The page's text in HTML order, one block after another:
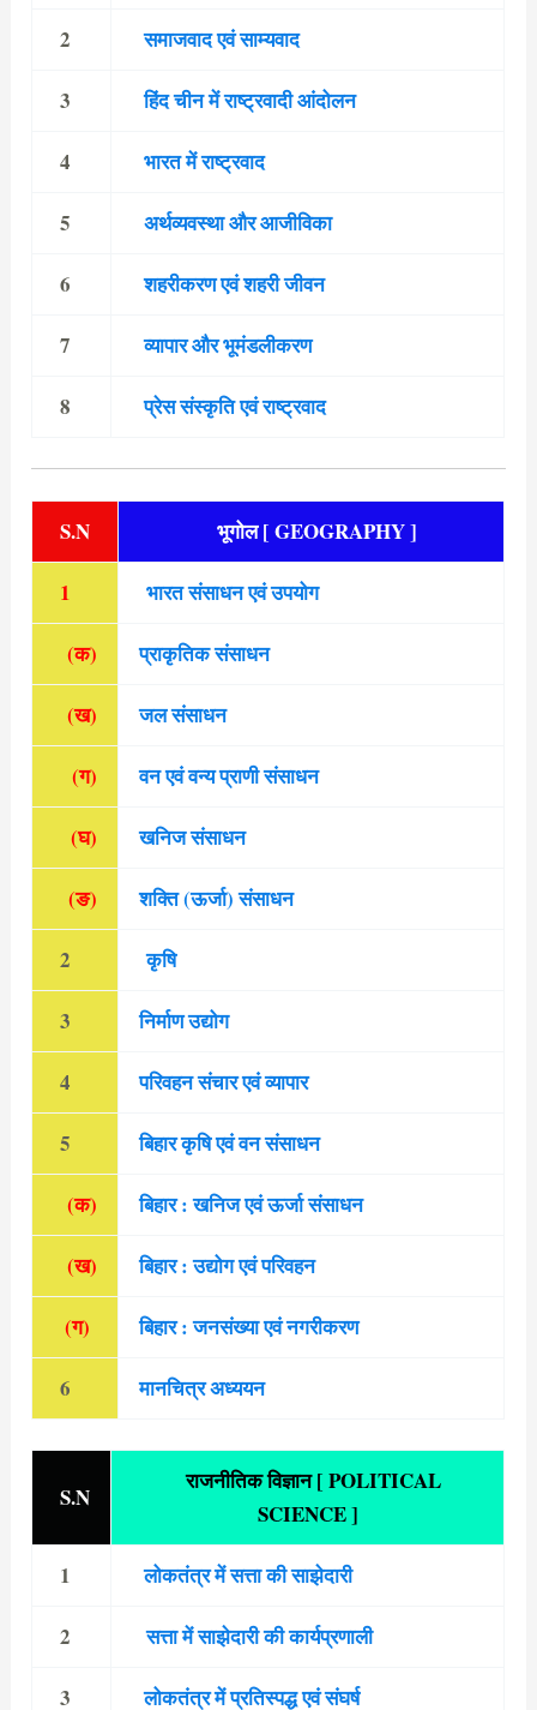
2 समाजवाद एवं साम्यवाद
3 हिंद चीन में राष्ट्रवादी आंदोलन
4 भारत में राष्ट्रवाद
5 अर्थव्यवस्था और आजीविका
6 शहरीकरण एवं शहरी जीवन
7 व्यापार और भूमंडलीकरण
8 प्रेस संस्कृति एवं राष्ट्रवाद
S.N भूगोल [ GEOGRAPHY ]
1 भारत संसाधन एवं उपयोग
(क) प्राकृतिक संसाधन
(ख) जल संसाधन
(ग) वन एवं वन्य प्राणी संसाधन
(घ) खनिज संसाधन
(ङ) शक्ति (ऊर्जा) संसाधन
2 कृषि
3 निर्माण उद्योग
4 परिवहन संचार एवं व्यापार
5 बिहार कृषि एवं वन संसाधन
(क) बिहार : खनिज एवं ऊर्जा संसाधन
(ख) बिहार : उद्योग एवं परिवहन
(ग) बिहार : जनसंख्या एवं नगरीकरण
6 मानचित्र अध्ययन
S.N
राजनीतिक विज्ञान [ POLITICAL
SCIENCE ]
1 लोकतंत्र में सत्ता की साझेदारी
2 सत्ता में साझेदारी की कार्यप्रणाली
3 लोकतंत्र में प्रतिस्पद्ध एवं संघर्ष